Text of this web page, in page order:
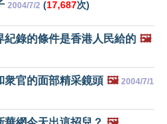
2004/7/2 (17,687次)
錄的條件是香港人民給的 🖼️
衆官的面部精采鏡頭 🖼️ 2004/7/1